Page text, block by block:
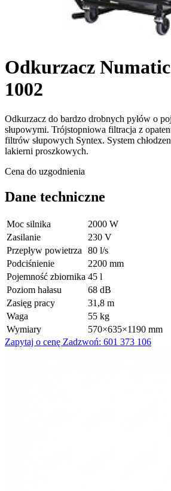
Odkurzacz
1002
Odkurzacz do bardzo drobnych pyłów o
słupowymi. Trójstopniowa filtracja z
filtrów słupowych Syntex. System
lakierni proszkowych.
Cena do uzgodnienia
Dane techniczne
Moc silnika
2000 W
Zasilanie
230 V
Przepływ powietrza
80 l/s
Podciśnienie
2200 mm
Pojemność zbiornika 45 l
Poziom hałasu
68 dB
Zasięg pracy
31,8 m
Waga
55 kg
Wymiary
570×635×1190 mm
Zapytaj o cenę Zadzwoń: 601 373 106